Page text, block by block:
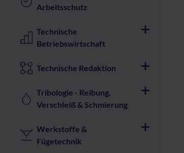
Arbeitsschutz
Technische
Betriebswirtschaft
Technische Redaktion
Tribologie - Reibung,
Verschleiß & Schmierung
Werkstoffe &
Fügetechnik